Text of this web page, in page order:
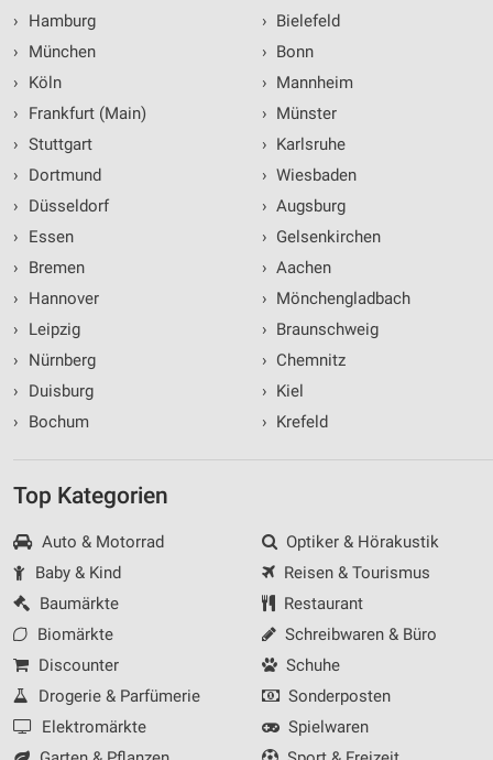
›
Hamburg
›
München
›
Köln
›
Frankfurt (Main)
› Stuttgart
›
Dortmund
›
Düsseldorf
›
Essen
›
Bremen
›
Hannover
›
Leipzig
›
Nürnberg
›
Duisburg
›
Bochum
› Bielefeld
› Bonn
› Mannheim
› Münster
› Karlsruhe
› Wiesbaden
› Augsburg
› Gelsenkirchen
› Aachen
› Mönchengladbach
› Braunschweig
› Chemnitz
› Kiel
› Krefeld
Top Kategorien
Auto & Motorrad
Baby & Kind
Baumärkte
Biomärkte
Discounter
Drogerie & Parfümerie
Elektromärkte
Optiker & Hörakustik
Reisen & Tourismus
Restaurant
Schreibwaren & Büro
Schuhe
Sonderposten
Spielwaren